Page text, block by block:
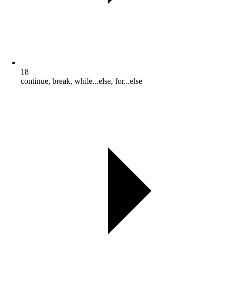
18
continue, break, while...else, for...else